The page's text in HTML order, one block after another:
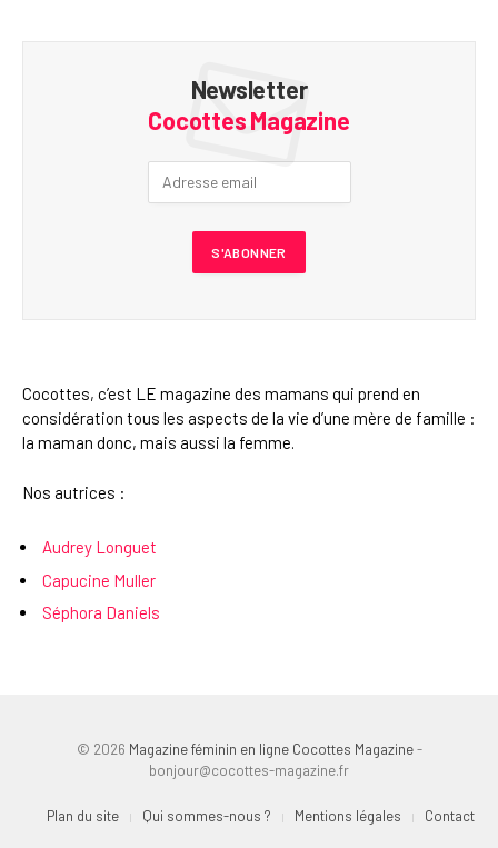
Newsletter
Cocottes Magazine
Cocottes, c’est LE magazine des mamans qui prend en
considération tous les aspects de la vie d’une mère de famille :
la maman donc, mais aussi la femme.
Nos autrices :
Audrey Longuet
Capucine Muller
Séphora Daniels
© 2026 Magazine féminin en ligne Cocottes Magazine-
bonjour@cocottes-magazine.fr
Plan du site Qui sommes-nous ? Mentions légales Contact